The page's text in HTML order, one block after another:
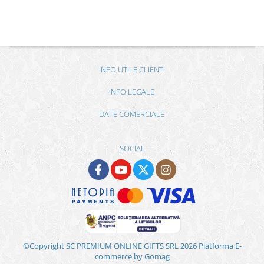
INFO UTILE CLIENTI
INFO LEGALE
DATE COMERCIALE
SOCIAL
©Copyright SC PREMIUM ONLINE GIFTS SRL 2026 Platforma E-
commerce by Gomag